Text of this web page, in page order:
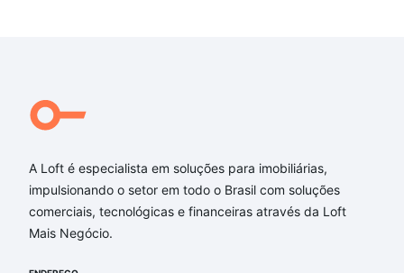
A Loft é especialista em soluções para imobiliárias,
impulsionando o setor em todo o Brasil com soluções
comerciais, tecnológicas e financeiras através da Loft
Mais Negócio.